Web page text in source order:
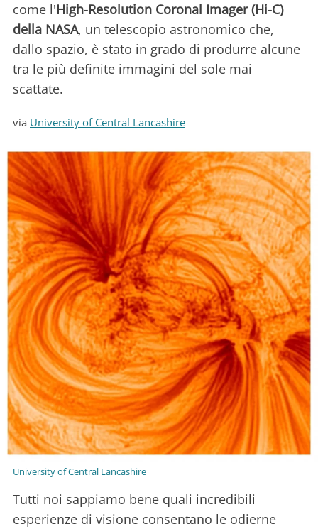
come l'High-Resolution Coronal Imager (Hi-C)
della NASA, un telescopio astronomico che,
dallo spazio, è stato in grado di produrre alcune
tra le più definite immagini del sole mai
scattate.
via University of Central Lancashire
University of Central Lancashire
Tutti noi sappiamo bene quali incredibili
esperienze di visione consentano le odierne